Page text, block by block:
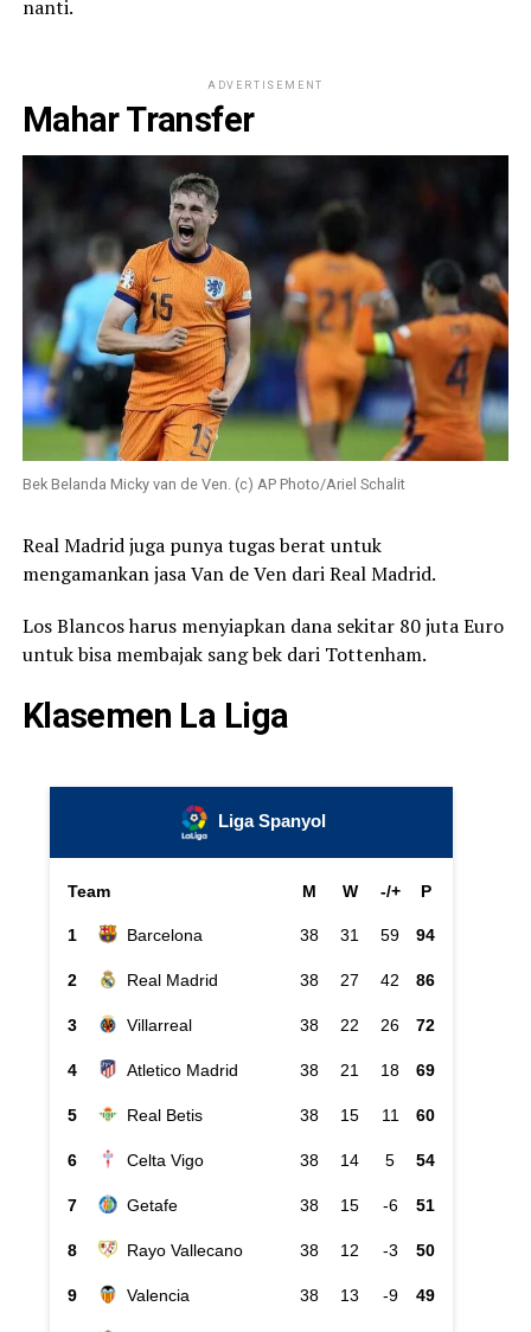
nanti.
ADVERTISEMENT
Mahar Transfer
Bek Belanda Micky van de Ven. (c) AP Photo/Ariel Schalit
Real Madrid juga punya tugas berat untuk
mengamankan jasa Van de Ven dari Real Madrid.
Los Blancos harus menyiapkan dana sekitar 80 juta Euro
untuk bisa membajak sang bek dari Tottenham.
Klasemen La Liga